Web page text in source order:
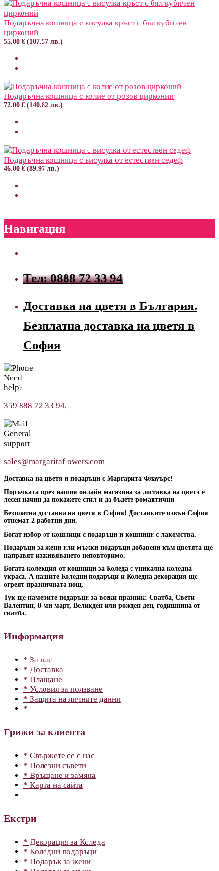
Подаръчна кошница с висулка кръст с бял кубичен
цирконий
55.00 € (107.57 лв.)
Подаръчна кошница с колие от розов цирконий
72.00 € (140.82 лв.)
Подаръчна кошница с висулка от естествен седеф
46.00 € (89.97 лв.)
Навигация
Тел: 0888 72 33 94
Доставка на цветя в България.
Безплатна доставка на цветя в
София
Need
help?
359 888 72 33 94,
General
support
sales@margaritaflowers.com
Доставка на цветя и подаръци с Маргарита Флауърс!
Поръчката през нашия онлайн магазина за доставка на цветя е
лесен начин да покажете стил и да бъдете романтични.
Безплатна доставка на цветя в София! Доставките извън София
отнемат 2 работни дни.
Богат избор от кошници с подаръци и кошници с лакомства.
Подаръци за жени или мъжки подаръци добавени към цветята ще
направят изживяването неповторимо.
Богата колекция от кошници за Коледа с уникална коледна
украса. А нашите Коледни подаръци и Коледна декорация ще
огреят празничната нощ.
Тук ще намерите подаръци за всеки празник: Сватба, Свети
Валентин, 8-ми март, Великден или рожден ден, годишнина от
сватба.
Информация
* За нас
* Доставка
* Плащане
* Условия за ползване
* Защита на личните данни
*
Грижи за клиента
* Свържете се с нас
* Полезни съвети
* Връщане и замяна
* Карта на сайта
Екстри
* Декорация за Коледа
* Коледни подаръци
* Подарък за жени